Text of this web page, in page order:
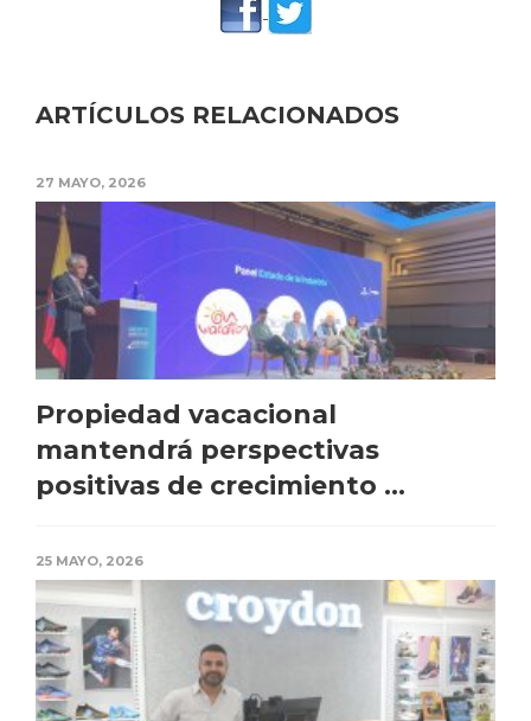
ARTÍCULOS RELACIONADOS
27 MAYO, 2026
Propiedad vacacional
mantendrá perspectivas
positivas de crecimiento ...
25 MAYO, 2026